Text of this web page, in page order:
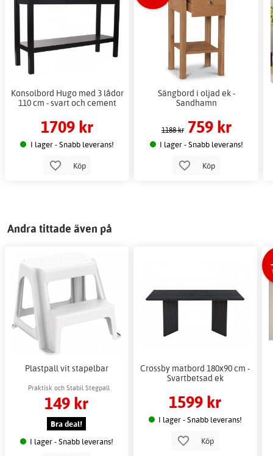
Konsolbord Hugo med 3 lådor
110 cm - svart och cement
1709 kr
I lager - Snabb leverans!
Köp
Sängbord i oljad ek -
Sandhamn
1188 kr 759 kr
I lager - Snabb leverans!
Köp
Andra tittade även på
Plastpall vit stapelbar
Praktisk och Stabil Stegpall
149 kr
Bra deal!
I lager - Snabb leverans!
Crossby matbord 180x90 cm -
Svartbetsad ek
1599 kr
I lager - Snabb leverans!
Köp